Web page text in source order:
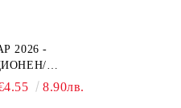
2026 -
8.90лв.